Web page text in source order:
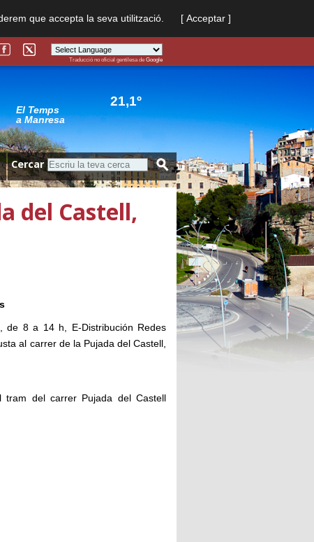
que accepta la seva utilització. [ Acceptar ]
Powered by
Traducció no oficial gentilesa de Google
El Temps
a Manresa
21,1º
Cercar
del Castell,
de 8 a 14 h, E-Distribución Redes
al carrer de la Pujada del Castell,
tram del carrer Pujada del Castell